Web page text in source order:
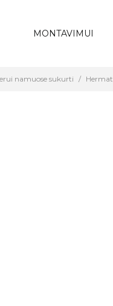
MONTAVIMUI
namuose sukurti Hermat